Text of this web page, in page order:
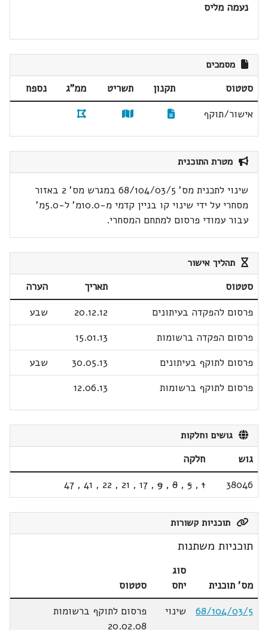
נעמה מליס
מסמכים
סטטוס תקנון תשריט ממ"ג
נספח
אישור/תוקף
מטרת התוכנית
שינוי לתכנית מס' 68/104/03/5 במגרש מס' 2 באזור
מסחרי על ידי שינוי קו בניין קדמי מ-10.0מ' ל-5.0מ'
עבור עמודי פרסום למתחם המסחרי.
תהליך אישור
סטטוס תאריך
הערה
פרסום להפקדה בעיתונים
20.12.12
שבע
פרסום הפקדה ברשומות
15.01.13
פרסום לתוקף בעיתונים
30.05.13
שבע
פרסום לתוקף ברשומות
12.06.13
גושים וחלקות
גוש
חלקה
38046
1
,
5
,
8
,
9
,
17
,
21
,
22
,
41
,
47
תוכניות קשורות
תוכניות משתנות
מס' תוכנית
סוג
יחס
סטטוס
68/104/03/5
שינוי
פרסום לתוקף ברשומות
20.02.08